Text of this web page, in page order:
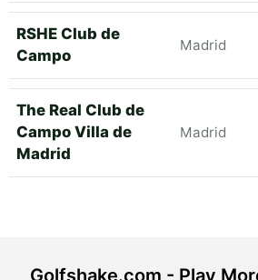
RSHE Club de
Campo
Madrid
The Real Club de
Campo Villa de
Madrid
Madrid
Golfshake.com - Play